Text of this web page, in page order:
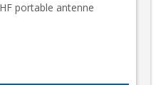
portable antenne